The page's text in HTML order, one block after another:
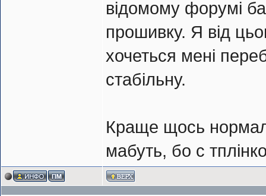
відомому форумі
прошивку. Я від
хочеться мені
стабільну.
Краще щось
мабуть, бо с